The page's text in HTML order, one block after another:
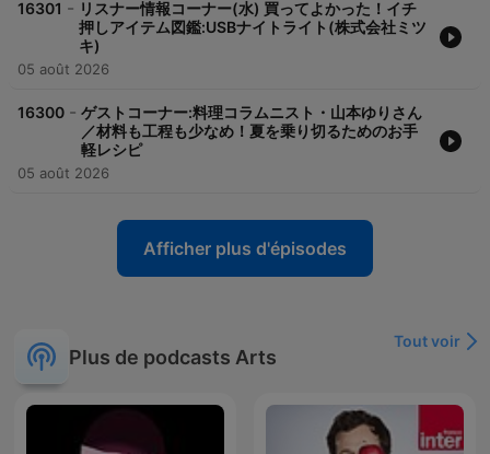
16301 - リスナー情報コーナー(水) 買ってよかった！イチ
押しアイテム図鑑:USBナイトライト(株式会社ミツ
キ)
05 août 2026
16300 - ゲストコーナー:料理コラムニスト・山本ゆりさん
／材料も工程も少なめ！夏を乗り切るためのお手
軽レシピ
05 août 2026
Afficher plus d'épisodes
Plus de podcasts Arts
Tout voir